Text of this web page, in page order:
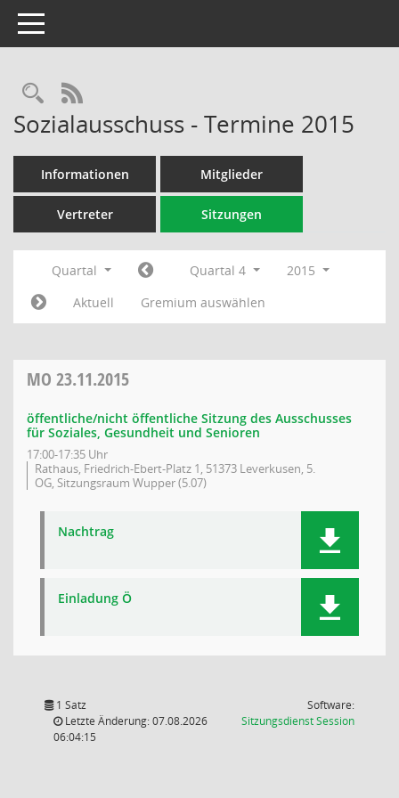
Toggle navigation
Rechercheauswahl
RSS-Feed
Sozialausschuss - Termine 2015
Informationen Mitglieder
Vertreter Sitzungen
Quartal Quartal 4
2015
Aktuell
Gremium auswählen
MO 23.11.2015
öffentliche/nicht öffentliche Sitzung des Ausschusses
für Soziales, Gesundheit und Senioren
17:00-17:35 Uhr
Rathaus, Friedrich-Ebert-Platz 1, 51373 Leverkusen, 5.
OG, Sitzungsraum Wupper (5.07)
Nachtrag
Einladung Ö
1 Satz
Letzte Änderung: 07.08.2026
06:04:15
Software:
SitzungsdienstSession(Wird in